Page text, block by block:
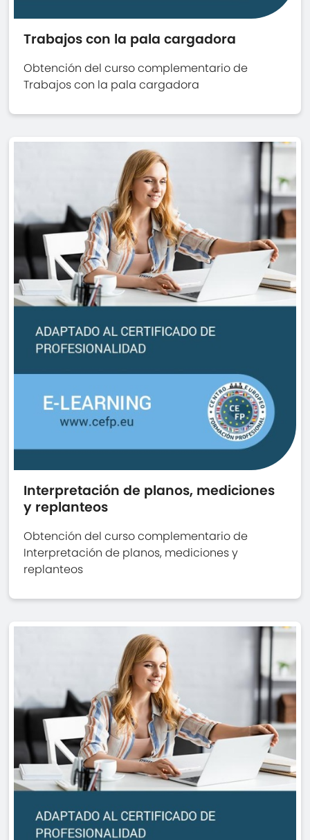
Trabajos con la pala cargadora
Obtención del curso complementario de
Trabajos con la pala cargadora
Interpretación de planos, mediciones
y replanteos
Obtención del curso complementario de
Interpretación de planos, mediciones y
replanteos